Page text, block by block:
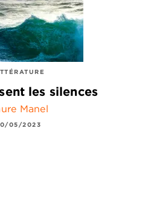
les silences
Manel
05/2023